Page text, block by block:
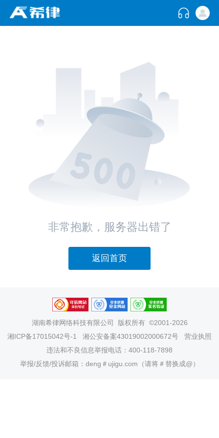
非常抱歉，服务器出错了
返回首页
湖南希律网络科技有限公司
版权所有 ©2001-2026
湘ICP备17015042号-1
湘公安备案43019002000672号
营业执照
违法和不良信息举报电话：400-118-7898
举报/反馈/投诉邮箱：deng＃ujigu.com（请将＃替换成@）